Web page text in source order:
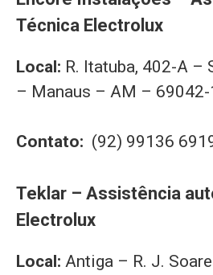
Técnica Electrolux
Local: R. Itatuba, 402-A –
– Manaus – AM – 69042-
Contato: (92) 99136
Teklar – Assistência
Electrolux
Local: Antiga – R. J.